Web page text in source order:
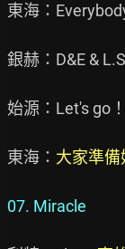
東海：
銀赫：D&E &
始源：Let's go！
東海： 大家準備
07. Miracle